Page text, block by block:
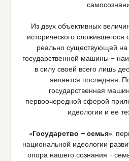
Из двух объективных
исторического сложившегося
реально существующей
государственной машины —
в силу своей всего лишь
является последняя.
государственная
первоочередной сферой
идеологии и ее
«Государство — семья»,
национальной идеологии
опора нашего сознания –